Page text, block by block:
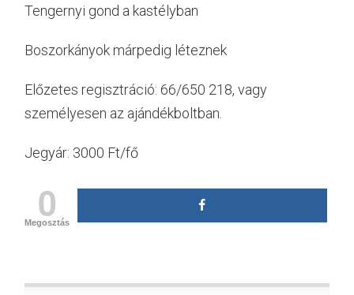
Tengernyi gond a kastélyban
Boszorkányok márpedig léteznek
Előzetes regisztráció: 66/650 218, vagy
személyesen az ajándékboltban.
Jegyár: 3000 Ft/fő
0
Megosztás